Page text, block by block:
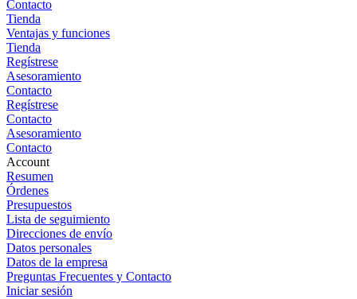
Contacto
Tienda
Ventajas y funciones
Tienda
Regístrese
Asesoramiento
Contacto
Regístrese
Contacto
Asesoramiento
Contacto
Account
Resumen
Órdenes
Presupuestos
Lista de seguimiento
Direcciones de envío
Datos personales
Datos de la empresa
Preguntas Frecuentes y Contacto
Iniciar sesión